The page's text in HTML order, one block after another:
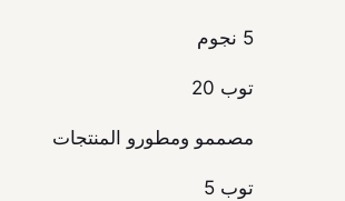
5 نجوم
توب 20
مصممو ومطورو المنتجات
توب 5